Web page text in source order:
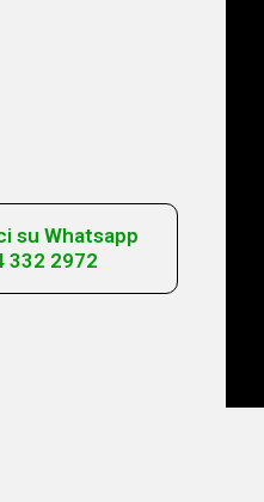
su Whatsapp
332 2972